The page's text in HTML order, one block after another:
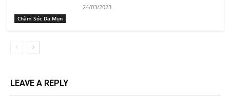
Chăm Sóc Da Mụn
24/03/2023
LEAVE A REPLY